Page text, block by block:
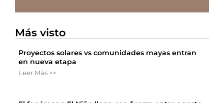
Más visto
Proyectos solares vs comunidades mayas entran
en nueva etapa
Leer Más >>